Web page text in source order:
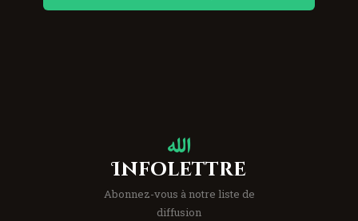
Infolettre
Abonnez-vous à notre liste de
diffusion